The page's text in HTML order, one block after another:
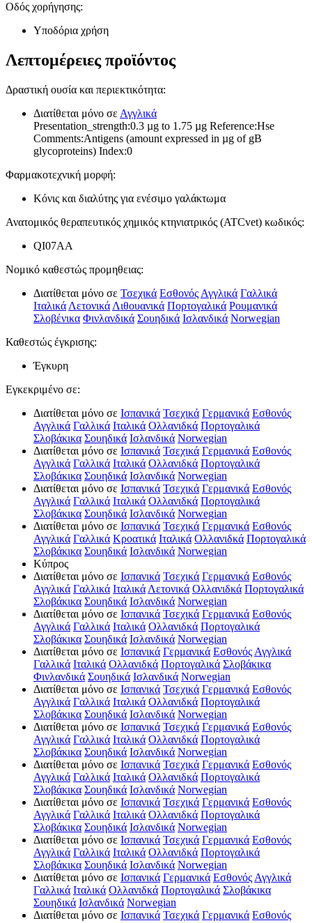
Οδός χορήγησης:
Υποδόρια χρήση
Λεπτομέρειες προϊόντος
Δραστική ουσία και περιεκτικότητα:
Διατίθεται μόνο σε Αγγλικά
Presentation_strength:0.3 µg to 1.75 µg Reference:Hse
Comments:Antigens (amount expressed in µg of gB
glycoproteins) Index:0
Φαρμακοτεχνική μορφή:
Κόνις και διαλύτης για ενέσιμο γαλάκτωμα
Ανατομικός θεραπευτικός χημικός κτηνιατρικός (ATCvet) κωδικός:
QI07AA
Νομικό καθεστώς προμηθειας:
Διατίθεται μόνο σε Τσεχικά Εσθονός Αγγλικά Γαλλικά
Ιταλικά Λετονικά Λιθουανικά Πορτογαλικά Ρουμανικά
Σλοβένικα Φινλανδικά Σουηδικά Ισλανδικά Norwegian
Καθεστώς έγκρισης:
Έγκυρη
Εγκεκριμένο σε:
Διατίθεται μόνο σε Ισπανικά Τσεχικά Γερμανικά Εσθονός
Αγγλικά Γαλλικά Ιταλικά Ολλανιδκά Πορτογαλικά
Σλοβάκικα Σουηδικά Ισλανδικά Norwegian
Διατίθεται μόνο σε Ισπανικά Τσεχικά Γερμανικά Εσθονός
Αγγλικά Γαλλικά Ιταλικά Ολλανιδκά Πορτογαλικά
Σλοβάκικα Σουηδικά Ισλανδικά Norwegian
Διατίθεται μόνο σε Ισπανικά Τσεχικά Γερμανικά Εσθονός
Αγγλικά Γαλλικά Ιταλικά Ολλανιδκά Πορτογαλικά
Σλοβάκικα Σουηδικά Ισλανδικά Norwegian
Διατίθεται μόνο σε Ισπανικά Τσεχικά Γερμανικά Εσθονός
Αγγλικά Γαλλικά Κροατικά Ιταλικά Ολλανιδκά Πορτογαλικά
Σλοβάκικα Σουηδικά Ισλανδικά Norwegian
Κύπρος
Διατίθεται μόνο σε Ισπανικά Τσεχικά Γερμανικά Εσθονός
Αγγλικά Γαλλικά Ιταλικά Λετονικά Ολλανιδκά Πορτογαλικά
Σλοβάκικα Σουηδικά Ισλανδικά Norwegian
Διατίθεται μόνο σε Ισπανικά Τσεχικά Γερμανικά Εσθονός
Αγγλικά Γαλλικά Ιταλικά Ολλανιδκά Πορτογαλικά
Σλοβάκικα Σουηδικά Ισλανδικά Norwegian
Διατίθεται μόνο σε Ισπανικά Γερμανικά Εσθονός Αγγλικά
Γαλλικά Ιταλικά Ολλανιδκά Πορτογαλικά Σλοβάκικα
Φινλανδικά Σουηδικά Ισλανδικά Norwegian
Διατίθεται μόνο σε Ισπανικά Τσεχικά Γερμανικά Εσθονός
Αγγλικά Γαλλικά Ιταλικά Ολλανιδκά Πορτογαλικά
Σλοβάκικα Σουηδικά Ισλανδικά Norwegian
Διατίθεται μόνο σε Ισπανικά Τσεχικά Γερμανικά Εσθονός
Αγγλικά Γαλλικά Ιταλικά Ολλανιδκά Πορτογαλικά
Σλοβάκικα Σουηδικά Ισλανδικά Norwegian
Διατίθεται μόνο σε Ισπανικά Τσεχικά Γερμανικά Εσθονός
Αγγλικά Γαλλικά Ιταλικά Ολλανιδκά Πορτογαλικά
Σλοβάκικα Σουηδικά Ισλανδικά Norwegian
Διατίθεται μόνο σε Ισπανικά Τσεχικά Γερμανικά Εσθονός
Αγγλικά Γαλλικά Ιταλικά Ολλανιδκά Πορτογαλικά
Σλοβάκικα Σουηδικά Ισλανδικά Norwegian
Διατίθεται μόνο σε Ισπανικά Τσεχικά Γερμανικά Εσθονός
Αγγλικά Γαλλικά Ιταλικά Ολλανιδκά Πορτογαλικά
Σλοβάκικα Σουηδικά Ισλανδικά Norwegian
Διατίθεται μόνο σε Ισπανικά Γερμανικά Εσθονός Αγγλικά
Γαλλικά Ιταλικά Ολλανιδκά Πορτογαλικά Σλοβάκικα
Σουηδικά Ισλανδικά Norwegian
Διατίθεται μόνο σε Ισπανικά Τσεχικά Γερμανικά Εσθονός